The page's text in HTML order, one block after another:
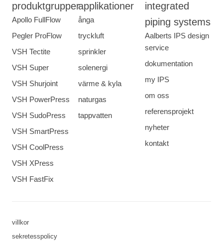
produktgrupper
Apollo FullFlow
Pegler ProFlow
VSH Tectite
VSH Super
VSH Shurjoint
VSH PowerPress
VSH SudoPress
VSH SmartPress
VSH CoolPress
VSH XPress
VSH FastFix
applikationer
ånga
tryckluft
sprinkler
solenergi
värme & kyla
naturgas
tappvatten
integrated
piping systems
Aalberts IPS design
service
dokumentation
my IPS
om oss
referensprojekt
nyheter
kontakt
villkor
sekretesspolicy